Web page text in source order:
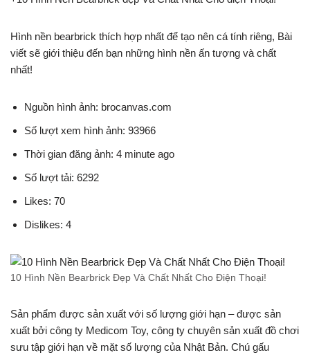
Hình nền bearbrick thích hợp nhất để tạo nên cá tính riêng, Bài
viết sẽ giới thiệu đến bạn những hình nền ấn tượng và chất
nhất!
Nguồn hình ảnh: brocanvas.com
Số lượt xem hình ảnh: 93966
Thời gian đăng ảnh: 4 minute ago
Số lượt tải: 6292
Likes: 70
Dislikes: 4
10 Hình Nền Bearbrick Đẹp Và Chất Nhất Cho Điện Thoại!
Sản phẩm được sản xuất với số lượng giới hạn – được sản
xuất bởi công ty Medicom Toy, công ty chuyên sản xuất đồ chơi
sưu tập giới hạn về mặt số lượng của Nhật Bản. Chú gấu